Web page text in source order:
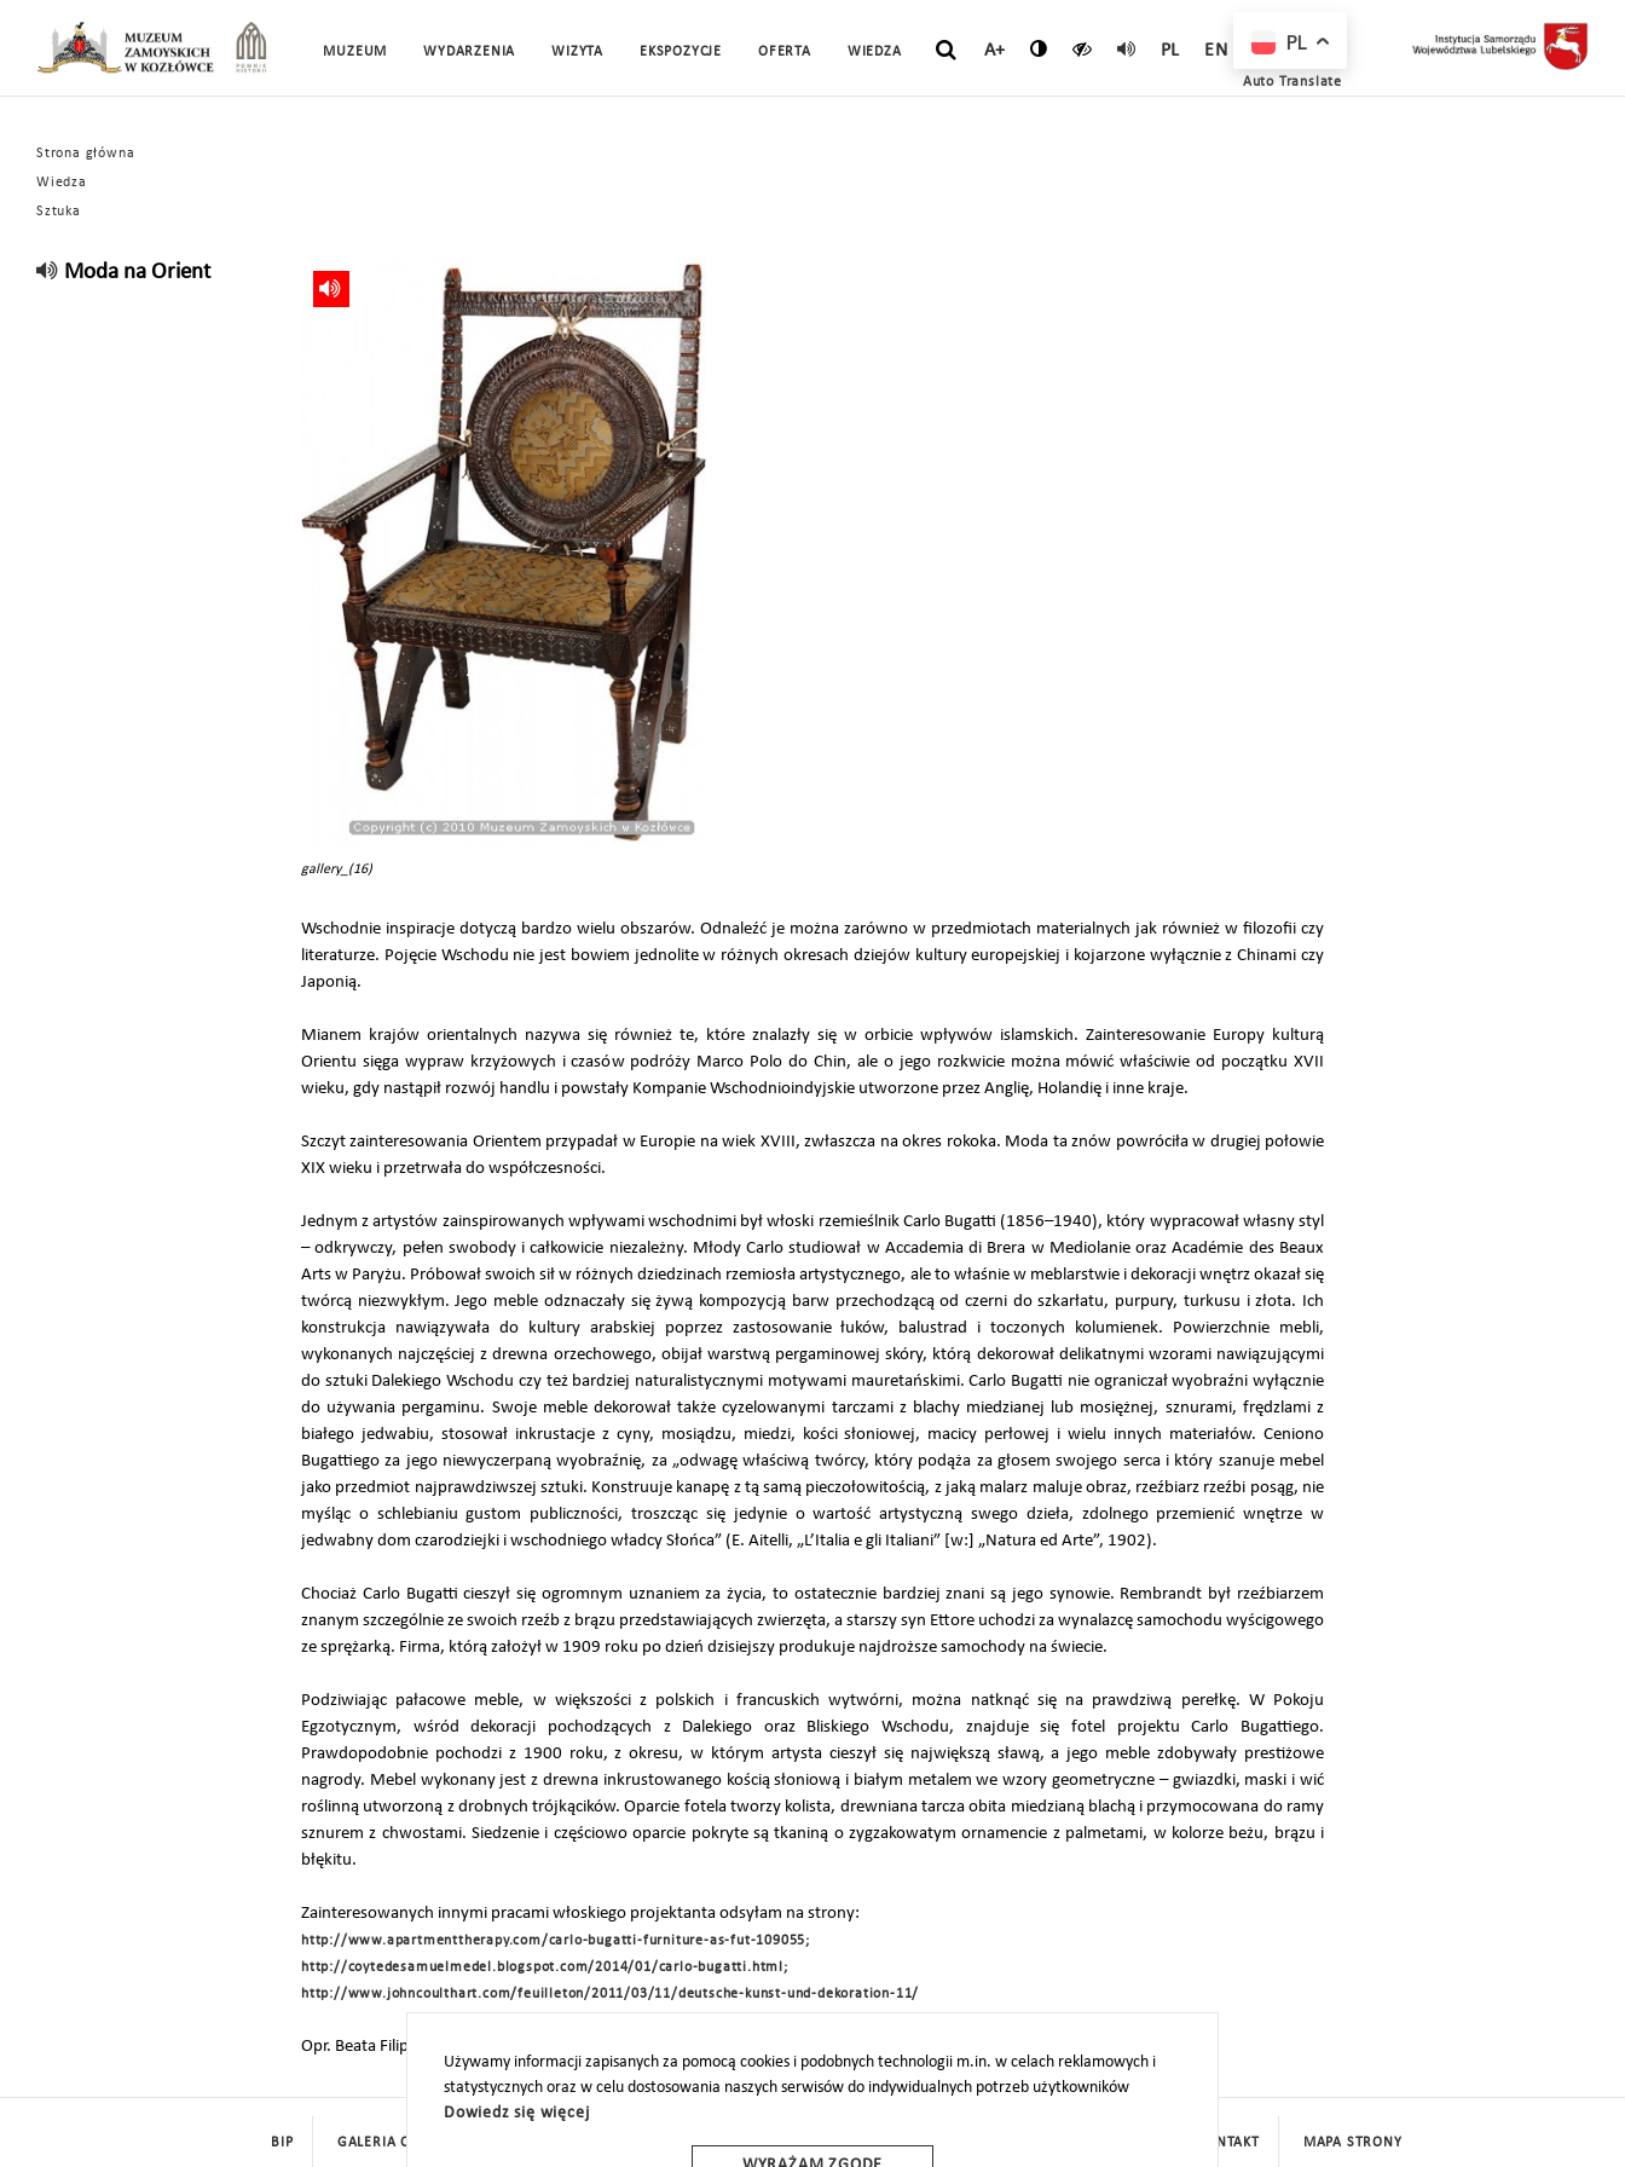
MUZEUM WYDARZENIA WIZYTA EKSPOZYCJE OFERTA WIEDZA A+ PL EN
Strona główna
Wiedza
Sztuka
Moda na Orient
gallery_(16)
Wschodnie inspiracje dotyczą bardzo wielu obszarów. Odnaleźć je można zarówno w przedmiotach materialnych jak również w filozofii czy
literaturze. Pojęcie Wschodu nie jest bowiem jednolite w różnych okresach dziejów kultury europejskiej i kojarzone wyłącznie z Chinami czy
Japonią.
Mianem krajów orientalnych nazywa się również te, które znalazły się w orbicie wpływów islamskich. Zainteresowanie Europy kulturą
Orientu sięga wypraw krzyżowych i czasów podróży Marco Polo do Chin, ale o jego rozkwicie można mówić właściwie od początku XVII
wieku, gdy nastąpił rozwój handlu i powstały Kompanie Wschodnioindyjskie utworzone przez Anglię, Holandię i inne kraje.
Szczyt zainteresowania Orientem przypadał w Europie na wiek XVIII, zwłaszcza na okres rokoka. Moda ta znów powróciła w drugiej połowie
XIX wieku i przetrwała do współczesności.
Jednym z artystów zainspirowanych wpływami wschodnimi był włoski rzemieślnik Carlo Bugatti (1856–1940), który wypracował własny styl
– odkrywczy, pełen swobody i całkowicie niezależny. Młody Carlo studiował w Accademia di Brera w Mediolanie oraz Académie des Beaux
Arts w Paryżu. Próbował swoich sił w różnych dziedzinach rzemiosła artystycznego, ale to właśnie w meblarstwie i dekoracji wnętrz okazał się
twórcą niezwykłym. Jego meble odznaczały się żywą kompozycją barw przechodzącą od czerni do szkarłatu, purpury, turkusu i złota. Ich
konstrukcja nawiązywała do kultury arabskiej poprzez zastosowanie łuków, balustrad i toczonych kolumienek. Powierzchnie mebli,
wykonanych najczęściej z drewna orzechowego, obijał warstwą pergaminowej skóry, którą dekorował delikatnymi wzorami nawiązującymi
do sztuki Dalekiego Wschodu czy też bardziej naturalistycznymi motywami mauretańskimi. Carlo Bugatti nie ograniczał wyobraźni wyłącznie
do używania pergaminu. Swoje meble dekorował także cyzelowanymi tarczami z blachy miedzianej lub mosiężnej, sznurami, frędzlami z
białego jedwabiu, stosował inkrustacje z cyny, mosiądzu, miedzi, kości słoniowej, macicy perłowej i wielu innych materiałów. Ceniono
Bugattiego za jego niewyczerpaną wyobraźnię, za „odwagę właściwą twórcy, który podąża za głosem swojego serca i który szanuje mebel
jako przedmiot najprawdziwszej sztuki. Konstruuje kanapę z tą samą pieczołowitością, z jaką malarz maluje obraz, rzeźbiarz rzeźbi posąg, nie
myśląc o schlebianiu gustom publiczności, troszcząc się jedynie o wartość artystyczną swego dzieła, zdolnego przemienić wnętrze w
jedwabny dom czarodziejki i wschodniego władcy Słońca” (E. Aitelli, „L’Italia e gli Italiani” [w:] „Natura ed Arte”, 1902).
Chociaż Carlo Bugatti cieszył się ogromnym uznaniem za życia, to ostatecznie bardziej znani są jego synowie. Rembrandt był rzeźbiarzem
znanym szczególnie ze swoich rzeźb z brązu przedstawiających zwierzęta, a starszy syn Ettore uchodzi za wynalazcę samochodu wyścigowego
ze sprężarką. Firma, którą założył w 1909 roku po dzień dzisiejszy produkuje najdroższe samochody na świecie.
Podziwiając pałacowe meble, w większości z polskich i francuskich wytwórni, można natknąć się na prawdziwą perełkę. W Pokoju
Egzotycznym, wśród dekoracji pochodzących z Dalekiego oraz Bliskiego Wschodu, znajduje się fotel projektu Carlo Bugattiego.
Prawdopodobnie pochodzi z 1900 roku, z okresu, w którym artysta cieszył się największą sławą, a jego meble zdobywały prestiżowe
nagrody. Mebel wykonany jest z drewna inkrustowanego kością słoniową i białym metalem we wzory geometryczne – gwiazdki, maski i wić
roślinną utworzoną z drobnych trójkącików. Oparcie fotela tworzy kolista, drewniana tarcza obita miedzianą blachą i przymocowana do ramy
sznurem z chwostami. Siedzenie i częściowo oparcie pokryte są tkaniną o zygzakowatym ornamencie z palmetami, w kolorze beżu, brązu i
błękitu.
Zainteresowanych innymi pracami włoskiego projektanta odsyłam na strony:
http://www.apartmenttherapy.com/carlo-bugatti-furniture-as-fut-109055;
http://coytedesamuelmedel.blogspot.com/2014/01/carlo-bugatti.html;
http://www.johncoulthart.com/feuilleton/2011/03/11/deutsche-kunst-und-dekoration-11/
Opr. Beata Filipowicz
Używamy informacji zapisanych za pomocą cookies i podobnych technologii m.in. w celach reklamowych i
statystycznych oraz w celu dostosowania naszych serwisów do indywidualnych potrzeb użytkowników
Dowiedz się więcej
BIP GALERIA CYFROWA PROJEKTY UE DOTACJE KONTAKT MAPA STRONY
PL
Auto Translate